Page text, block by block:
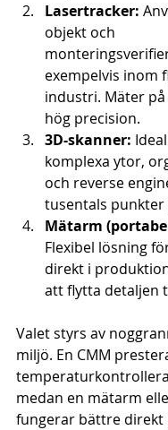
Lasertracker:
objekt och
exempelvis inom
industri. Mäter
hög precision.
3D-skanner:
komplexa ytor,
och reverse
tusentals punkter
Mätarm
Flexibel lösning
direkt i
att flytta detaljen
Valet styrs av
miljö. En CMM
medan en mätarm
fungerar bättre direkt